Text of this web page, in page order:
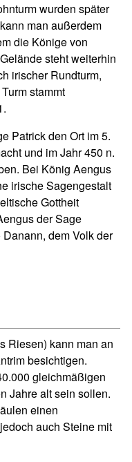
wurden später
man außerdem
die Könige von
steht weiterhin
irischer Rundturm,
stammt
Patrick den Ort im 5.
und im Jahr 450 n.
Bei König Aengus
irische Sagengestalt
Gottheit
der Sage
dem Volk der
Riesen) kann man an
besichtigen.
gleichmäßigen
Jahre alt sein sollen.
einen
auch Steine mit